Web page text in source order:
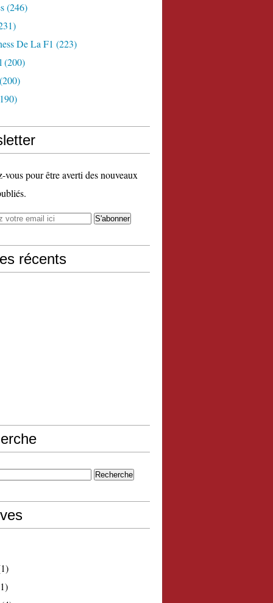
(246)
De La F1 (223)
(200)
vous pour être averti des nouveaux
récents